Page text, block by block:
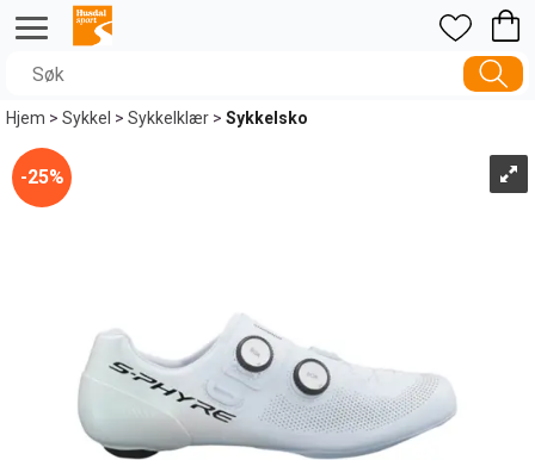
Hjem>Sykkel >Sykkelklær>Sykkelsko
25%